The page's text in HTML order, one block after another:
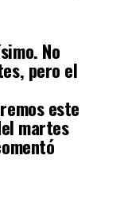
No
pero el
este
martes